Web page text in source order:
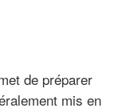
de préparer
mis en